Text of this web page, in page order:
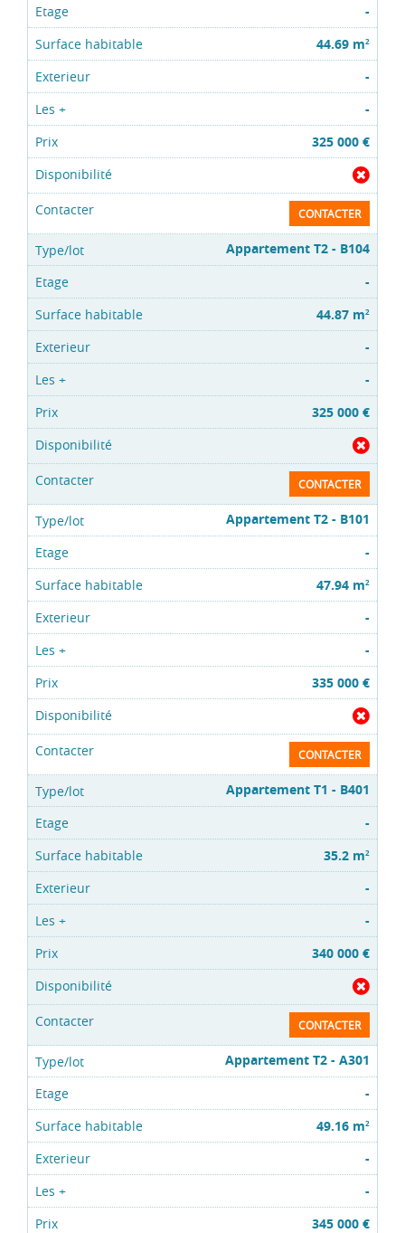
-
44.69 m2
-
-
325 000 €
CONTACTER
Appartement T2 - B104
-
44.87 m2
-
-
325 000 €
CONTACTER
Appartement T2 - B101
-
47.94 m2
-
-
335 000 €
CONTACTER
Appartement T1 - B401
-
35.2 m2
-
-
340 000 €
CONTACTER
Appartement T2 - A301
-
49.16 m2
-
-
345 000 €